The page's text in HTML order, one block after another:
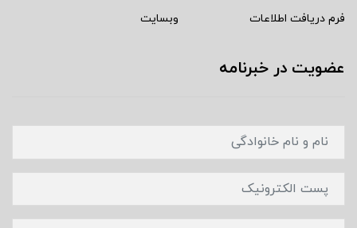
فرم دریافت اطلاعات
وبسایت
عضویت در خبرنامه